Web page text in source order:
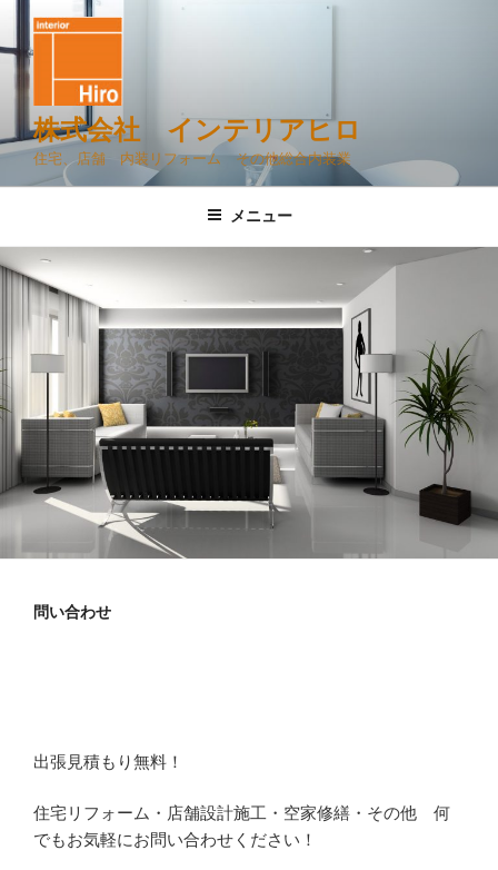
へ
プ
株式会社 インテリアヒロ
住宅、店舗 内装リフォーム その他総合内装業
メニュー
問い合わせ
出張見積もり無料！
住宅リフォーム・店舗設計施工・空家修繕・その他 何
でもお気軽にお問い合わせください！